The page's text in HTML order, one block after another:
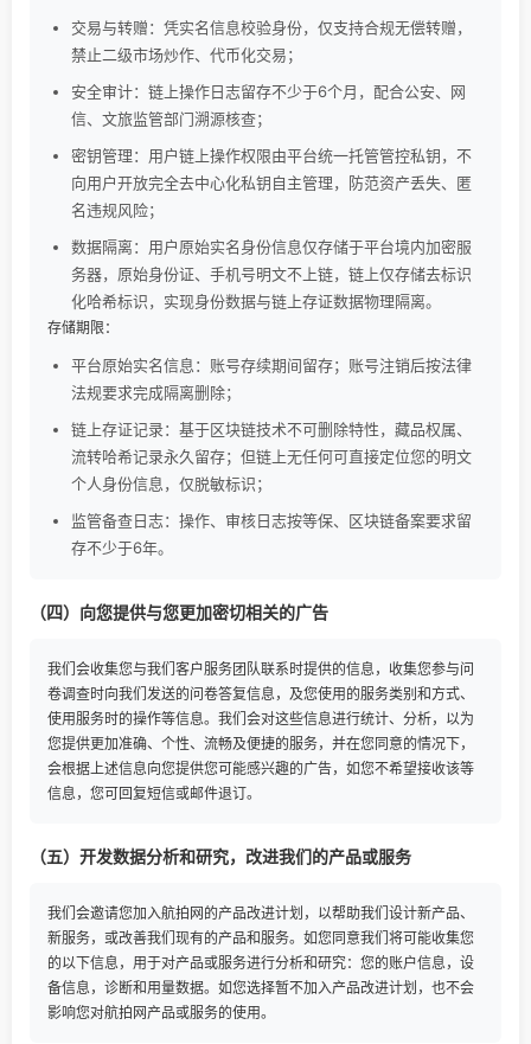
交易与转赠：凭实名信息校验身份，仅支持合规无偿转赠，
禁止二级市场炒作、代币化交易；
安全审计：链上操作日志留存不少于6个月，配合公安、网
信、文旅监管部门溯源核查；
密钥管理：用户链上操作权限由平台统一托管管控私钥，不
向用户开放完全去中心化私钥自主管理，防范资产丢失、匿
名违规风险；
数据隔离：用户原始实名身份信息仅存储于平台境内加密服
务器，原始身份证、手机号明文不上链，链上仅存储去标识
化哈希标识，实现身份数据与链上存证数据物理隔离。
存储期限：
平台原始实名信息：账号存续期间留存；账号注销后按法律
法规要求完成隔离删除；
链上存证记录：基于区块链技术不可删除特性，藏品权属、
流转哈希记录永久留存；但链上无任何可直接定位您的明文
个人身份信息，仅脱敏标识；
监管备查日志：操作、审核日志按等保、区块链备案要求留
存不少于6年。
（四）向您提供与您更加密切相关的广告
我们会收集您与我们客户服务团队联系时提供的信息，收集您参与问
卷调查时向我们发送的问卷答复信息，及您使用的服务类别和方式、
使用服务时的操作等信息。我们会对这些信息进行统计、分析，以为
您提供更加准确、个性、流畅及便捷的服务，并在您同意的情况下，
会根据上述信息向您提供您可能感兴趣的广告，如您不希望接收该等
信息，您可回复短信或邮件退订。
（五）开发数据分析和研究，改进我们的产品或服务
我们会邀请您加入航拍网的产品改进计划，以帮助我们设计新产品、
新服务，或改善我们现有的产品和服务。如您同意我们将可能收集您
的以下信息，用于对产品或服务进行分析和研究：您的账户信息，设
备信息，诊断和用量数据。如您选择暂不加入产品改进计划，也不会
影响您对航拍网产品或服务的使用。